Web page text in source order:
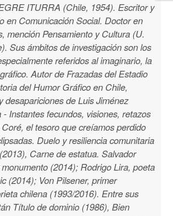
ITURRA (Chile, 1954). Escritor y
en Comunicación Social. Doctor en
mención Pensamiento y Cultura (U.
Sus ámbitos de investigación son los
referidos al imaginario, la
Autor de Frazadas del Estadio
del Humor Gráfico en Chile,
desapariciones de Luis Jiménez
- Instantes fecundos, visiones, retazos
Coré, el tesoro que creíamos perdido
Duelo y resiliencia comunitaria
(2013), Carne de estatua. Salvador
(2014);Rodrigo Lira, poeta
(2014); Von Pilsener, primer
chilena (1993/2016). Entre sus
Título de dominio (1986), Bien